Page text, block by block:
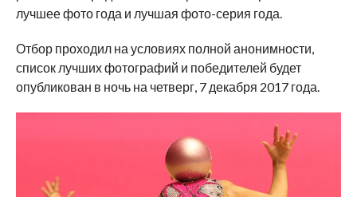
лучшее фото года и лучшая фото-серия года.
Отбор проходил на условиях полной анонимности,
список лучших фотографий и победителей будет
опубликован в ночь на четверг, 7 декабря 2017 года.